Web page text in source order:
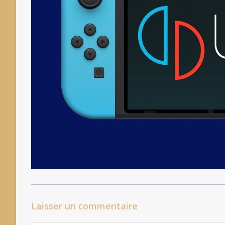
Laisser un commentaire